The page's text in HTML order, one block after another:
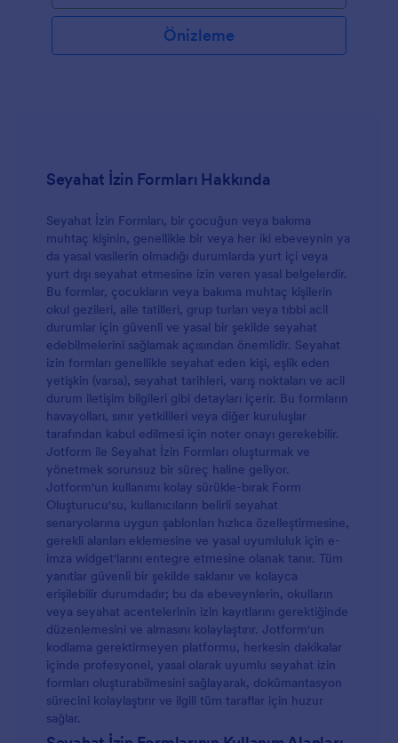
Önizleme
Seyahat İzin Formları Hakkında
Seyahat İzin Formları, bir çocuğun veya bakıma
muhtaç kişinin, genellikle bir veya her iki ebeveynin ya
da yasal vasilerin olmadığı durumlarda yurt içi veya
yurt dışı seyahat etmesine izin veren yasal belgelerdir.
Bu formlar, çocukların veya bakıma muhtaç kişilerin
okul gezileri, aile tatilleri, grup turları veya tıbbi acil
durumlar için güvenli ve yasal bir şekilde seyahat
edebilmelerini sağlamak açısından önemlidir. Seyahat
izin formları genellikle seyahat eden kişi, eşlik eden
yetişkin (varsa), seyahat tarihleri, varış noktaları ve acil
durum iletişim bilgileri gibi detayları içerir. Bu formların
havayolları, sınır yetkilileri veya diğer kuruluşlar
tarafından kabul edilmesi için noter onayı gerekebilir.
Jotform ile Seyahat İzin Formları oluşturmak ve
yönetmek sorunsuz bir süreç haline geliyor.
Jotform'un kullanımı kolay sürükle-bırak Form
Oluşturucu'su, kullanıcıların belirli seyahat
senaryolarına uygun şablonları hızlıca özelleştirmesine,
gerekli alanları eklemesine ve yasal uyumluluk için e-
imza widget'larını entegre etmesine olanak tanır. Tüm
yanıtlar güvenli bir şekilde saklanır ve kolayca
erişilebilir durumdadır; bu da ebeveynlerin, okulların
veya seyahat acentelerinin izin kayıtlarını gerektiğinde
düzenlemesini ve almasını kolaylaştırır. Jotform'un
kodlama gerektirmeyen platformu, herkesin dakikalar
içinde profesyonel, yasal olarak uyumlu seyahat izin
formları oluşturabilmesini sağlayarak, dokümantasyon
sürecini kolaylaştırır ve ilgili tüm taraflar için huzur
sağlar.